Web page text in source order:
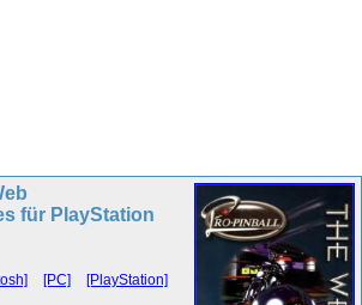
für PlayStation
[PC] [PlayStation]